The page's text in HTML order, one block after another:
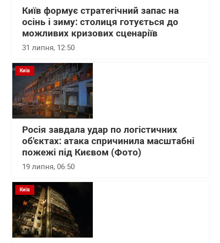
Київ формує стратегічний запас на
осінь і зиму: столиця готується до
можливих кризових сценаріїв
31 липня, 12:50
Київ
Росія завдала удар по логістичних
об'єктах: атака спричинила масштабні
пожежі під Києвом (Фото)
19 липня, 06:50
Київ